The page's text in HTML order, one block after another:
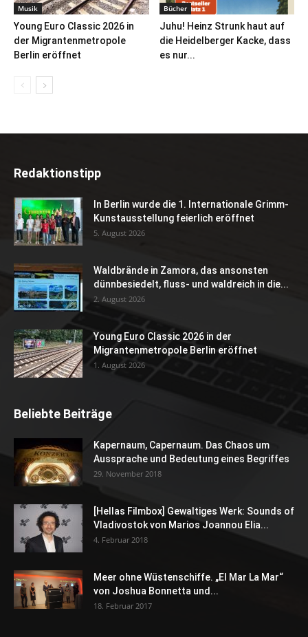
Musik
Young Euro Classic 2026 in
der Migrantenmetropole
Berlin eröffnet
Bücher
Juhu! Heinz Strunk haut auf
die Heidelberger Kacke, dass
es nur...
Redaktionstipp
In Berlin wurde die 1. Internationale Grimm-
Kunstausstellung feierlich eröffnet
5. August 2026
Waldbrände in Zamora, das ansonsten
dünnbesiedelt, fluss- und waldreich in die...
2. August 2026
Young Euro Classic 2026 in der
Migrantenmetropole Berlin eröffnet
1. August 2026
Beliebte Beiträge
Kapernaum, Capernaum. Das Chaos um
Aussprache und Bedeutung eines Begriffes
29. November 2018
[Hellas Filmbox] Gewaltiges Werk: Sounds of
Vladivostok von Marios Joannou Elia...
4. Februar 2018
Meer ohne Wüstenschiffe. „El Mar La Mar“
von Joshua Bonnetta und...
18. Februar 2017